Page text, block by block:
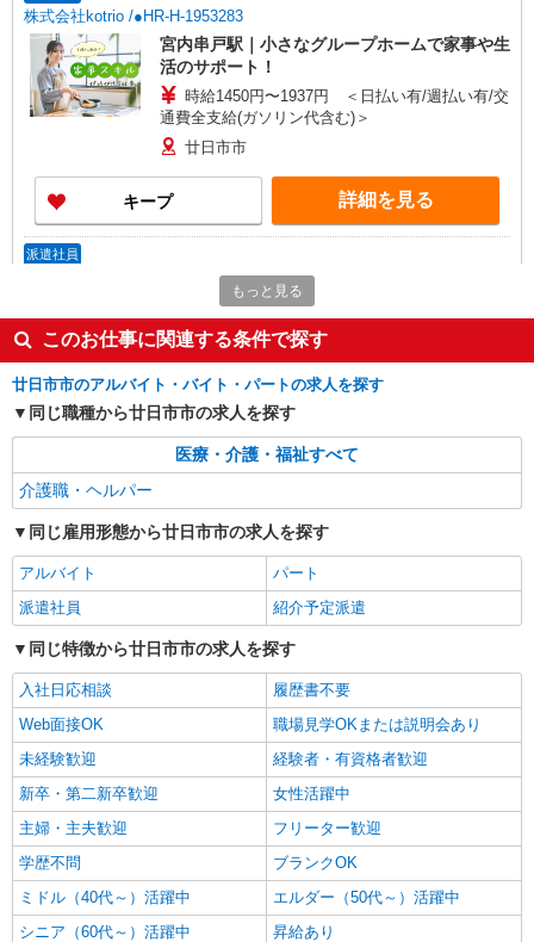
株式会社kotrio /●HR-H-1953283
宮内串戸駅｜小さなグループホームで家事や生
活のサポート！
時給1450円〜1937円 ＜日払い有/週払い有/交
通費全支給(ガソリン代含む)＞
廿日市市
キープ 詳細を見る
派遣社員
株式会社kotrio /●HR-H-1991473
宮内串戸＊グループホームSTAFF＊生活のサ
ポート業務を担当
時給1350円〜1937円 ＜日払い有/週払い有/交
通費全支給(ガソリン代含む)＞
廿日市市
詳細を見る
日研トータルソーシング株式会社 メディカルケア事業部/広島オフィ
ス【看護助手】
看護助手（ナースエイド）
時給1,300円 ★週払いOK（規定あり） ※給与
幅は経験・能力による
広島県廿日市市 【最寄駅】広電廿日市駅 ★マ
イカー・バイク通勤もOK！（規定あり）
キープ 詳細を見る
アルバイト パート 派遣社員
日研トータルソーシング株式会社 メディカルケア事業部/広島オフィ
ス【看護助手】
看護助手（ナースエイド）
時給1,300円 ★週払いOK（規定あり） ※給与
幅は経験・能力による
もっと見る
このお仕事に関連する条件で探す
廿日市市のアルバイト・バイト・パートの求人を探す
同じ職種から廿日市市の求人を探す
医療・介護・福祉すべて
介護職・ヘルパー
同じ雇用形態から廿日市市の求人を探す
アルバイト
パート
派遣社員
紹介予定派遣
同じ特徴から廿日市市の求人を探す
入社日応相談
履歴書不要
Web面接OK
職場見学OKまたは説明会あり
未経験歓迎
経験者・有資格者歓迎
新卒・第二新卒歓迎
女性活躍中
主婦・主夫歓迎
フリーター歓迎
学歴不問
ブランクOK
ミドル（40代～）活躍中
エルダー（50代～）活躍中
シニア（60代～）活躍中
昇給あり